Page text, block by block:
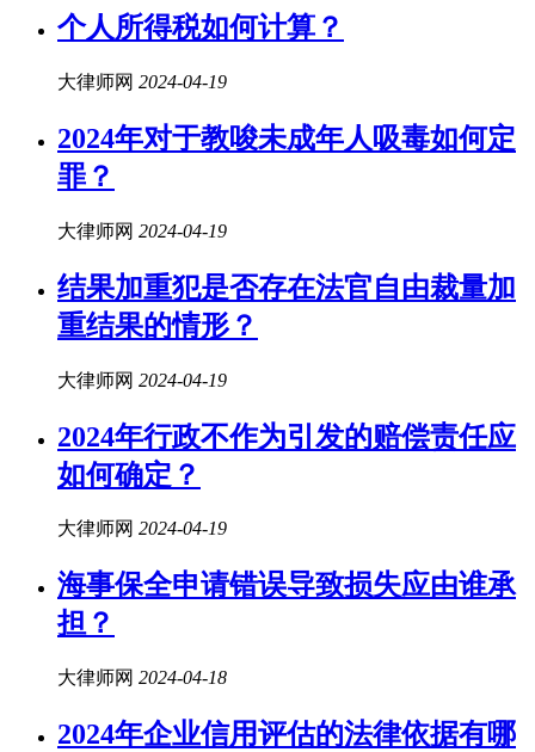
个人所得税如何计算？
大律师网 2024-04-19
2024年对于教唆未成年人吸毒如何定
罪？
大律师网 2024-04-19
结果加重犯是否存在法官自由裁量加
重结果的情形？
大律师网 2024-04-19
2024年行政不作为引发的赔偿责任应
如何确定？
大律师网 2024-04-19
海事保全申请错误导致损失应由谁承
担？
大律师网 2024-04-18
2024年企业信用评估的法律依据有哪